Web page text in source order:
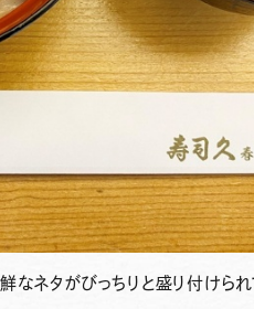
なネタがびっちりと盛り付けられ